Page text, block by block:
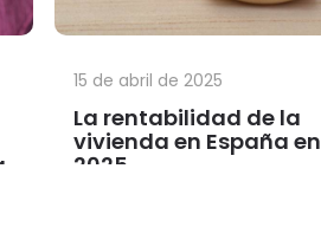
La rentabilidad de la
vivienda en España en
2025
15 de abril de 2025